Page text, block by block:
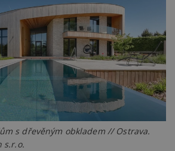
s dřevěným obkladem // Ostrava.
s.r.o.